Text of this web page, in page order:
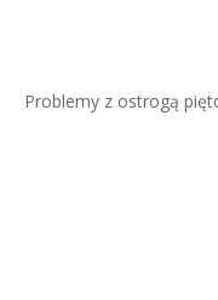
Problemy z ostrogą